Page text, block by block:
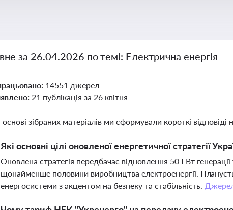
за 26.04.2026 по темі: Електрична енергія
14551 джерел
21 публікація за 26 квітня
зібраних матеріалів ми сформували короткі відповіді
Які основні цілі оновленої енергетичної стратегії
Оновлена стратегія передбачає відновлення 50 ГВт
щонайменше половини виробництва електроенергії.
енергосистеми з акцентом на безпеку та стабільність.